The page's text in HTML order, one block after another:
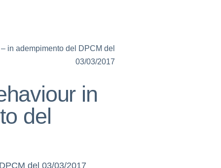
in adempimento del DPCM del
03/03/2017
in
del
del 03/03/2017